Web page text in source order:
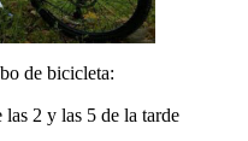
de bicicleta:
2 y las 5 de la tarde